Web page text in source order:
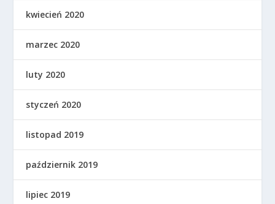
kwiecień 2020
marzec 2020
luty 2020
styczeń 2020
listopad 2019
październik 2019
lipiec 2019